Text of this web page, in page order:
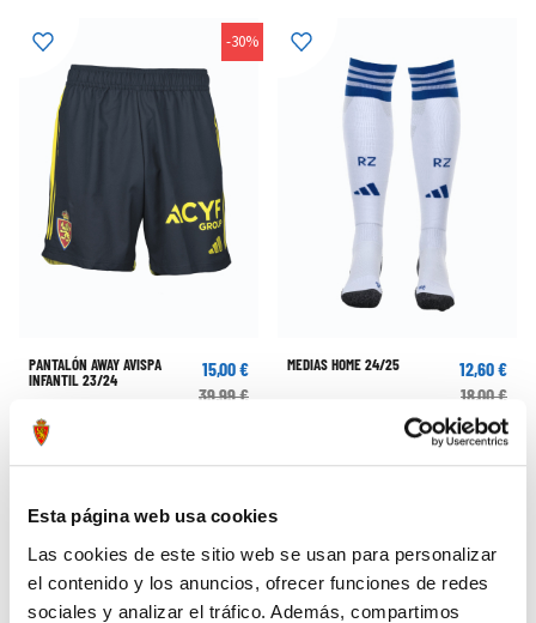
Esta página web usa cookies
Las cookies de este sitio web se usan para personalizar
el contenido y los anuncios, ofrecer funciones de redes
sociales y analizar el tráfico. Además, compartimos
-30%
PANTALÓN AWAY AVISPA
INFANTIL 23/24
15,00 €
39,99 €
MEDIAS HOME 24/25
12,60 €
18,00 €